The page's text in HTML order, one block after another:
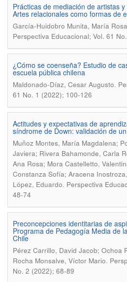
Prácticas de mediación de artistas
Artes relacionales como formas de
García-Huidobro Munita, María
Perspectiva Educacional; Vol. 61
¿Cómo se coenseña? Estudio de
escuela pública chilena
Maldonado-Díaz, Cesar Augusto.
61 No. 1 (2022); 100-126
Actitudes y expectativas de
síndrome de Down: validación de
Muñoz Montes, María Magdalena;
Javiera; Rivera Bahamonde, Carla
Ana Rosa; Mora Castelletto,
Constanza Sofía; Aracena
López, Eduardo. Perspectiva
48-74
Preconcepciones identitarias de
Programa de Pedagogía Media de
Chile
Pérez Carrillo, David Jacob; Ochoa
Rocha Monsalve, Víctor Mario.
No. 2 (2022); 68-89